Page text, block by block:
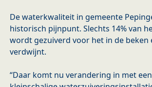
De waterkwaliteit in gemeente
historisch pijnpunt. Slechts 14% van
wordt gezuiverd voor het in de beken
verdwijnt.
“Daar komt nu verandering in met